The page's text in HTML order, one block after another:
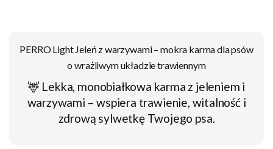
PERRO Light Jeleń z warzywami – mokra karma dla psów
o wrażliwym układzie trawiennym
🦌 Lekka, monobiałkowa karma z jeleniem i
warzywami – wspiera trawienie, witalność i
zdrową sylwetkę Twojego psa.